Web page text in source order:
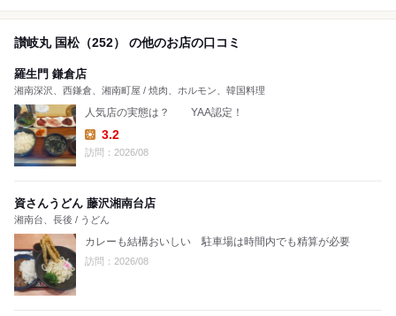
讃岐丸 国松（252） の他のお店の口コミ
羅生門 鎌倉店
湘南深沢、西鎌倉、湘南町屋 / 焼肉、ホルモン、韓国料理
人気店の実態は？ YAA認定！
Lunch:
3.2
訪問：2026/08
資さんうどん 藤沢湘南台店
湘南台、長後 / うどん
カレーも結構おいしい 駐車場は時間内でも精算が必要
訪問：2026/08